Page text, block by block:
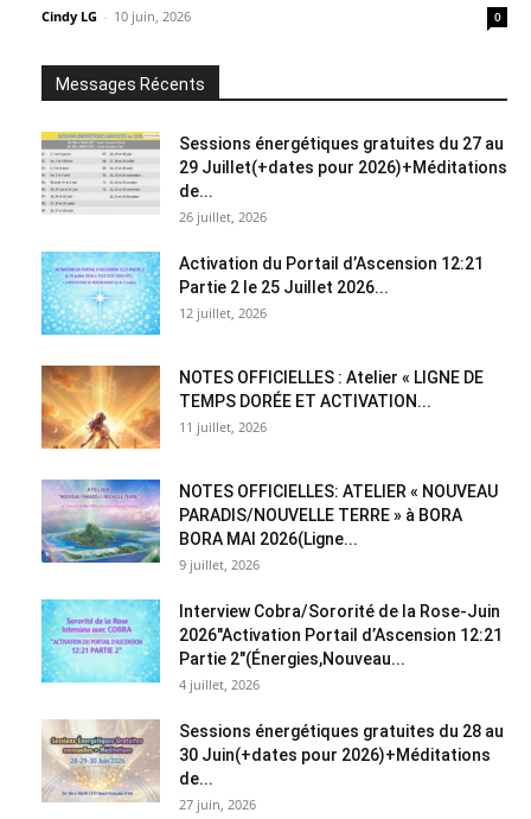
Cindy LG - 10 juin, 2026 0
Messages Récents
Sessions énergétiques gratuites du 27 au
29 Juillet(+dates pour 2026)+Méditations
de...
26 juillet, 2026
Activation du Portail d’Ascension 12:21
Partie 2 le 25 Juillet 2026...
12 juillet, 2026
NOTES OFFICIELLES : Atelier « LIGNE DE
TEMPS DORÉE ET ACTIVATION...
11 juillet, 2026
NOTES OFFICIELLES: ATELIER « NOUVEAU
PARADIS/NOUVELLE TERRE » à BORA
BORA MAI 2026(Ligne...
9 juillet, 2026
Interview Cobra/Sororité de la Rose-Juin
2026″Activation Portail d’Ascension 12:21
Partie 2″(Énergies,Nouveau...
4 juillet, 2026
Sessions énergétiques gratuites du 28 au
30 Juin(+dates pour 2026)+Méditations
de...
27 juin, 2026